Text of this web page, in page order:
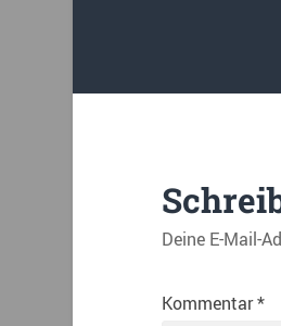
Deine E-Mail-
Kommentar*